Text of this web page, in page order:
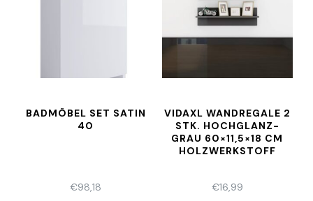
BADMÖBEL SET SATIN
40
€98,18
VIDAXL WANDREGALE 2
STK. HOCHGLANZ-
GRAU 60×11,5×18 CM
HOLZWERKSTOFF
€16,99